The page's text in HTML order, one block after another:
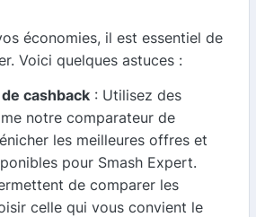
économies, il est essentiel de
Voici quelques astuces :
cashback : Utilisez des
notre comparateur de
les meilleures offres et
pour Smash Expert.
de comparer les
celle qui vous convient le